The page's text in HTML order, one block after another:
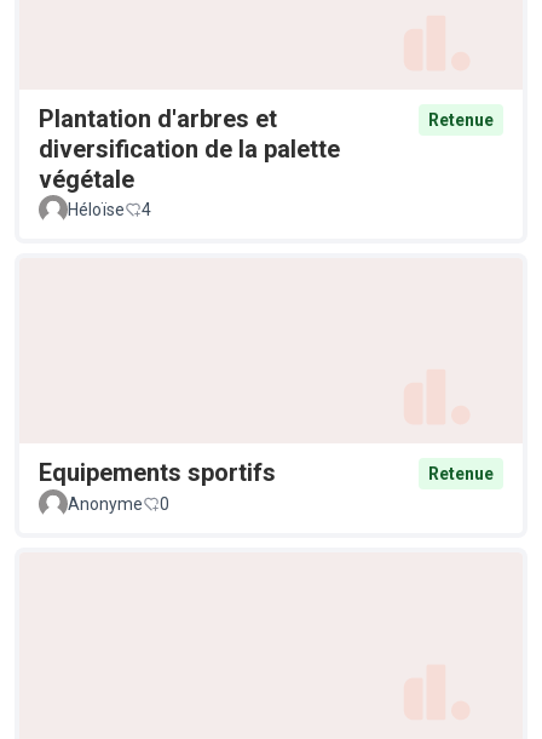
Plantation d'arbres et
diversification de la palette
végétale
Retenue
Héloïse 4
Equipements sportifs
Retenue
Anonyme
0